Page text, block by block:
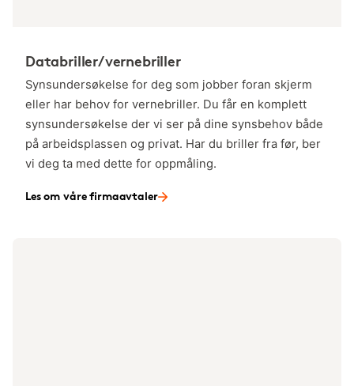
Databriller/vernebriller
Synsundersøkelse for deg som jobber foran skjerm
eller har behov for vernebriller. Du får en komplett
synsundersøkelse der vi ser på dine synsbehov både
på arbeidsplassen og privat. Har du briller fra før, ber
vi deg ta med dette for oppmåling.
Les om våre firmaavtaler